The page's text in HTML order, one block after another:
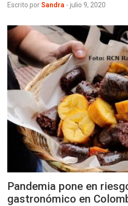
Escrito porSandra - julio 9, 2020
Pandemia pone en
gastronómico en